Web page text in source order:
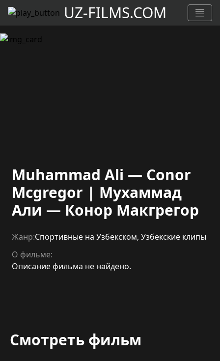
UZ-FILMS.COM
Muhammad Ali — Conor
Mcgregor | Мухаммад
Али — Конор Макгрегор
Жанр:Спортивные на Узбекском, Узбекские клипы
О фильме:
Описание фильма не найдено.
Смотреть фильм